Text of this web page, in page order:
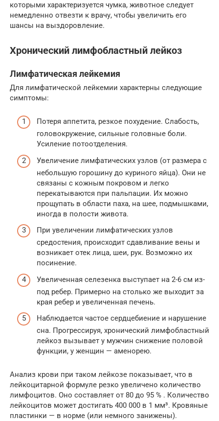
которыми характеризуется чумка, животное следует
немедленно отвезти к врачу, чтобы увеличить его
шансы на выздоровление.
Хронический лимфобластный лейкоз
Лимфатическая лейкемия
Для лимфатической лейкемии характерны следующие
симптомы:
Потеря аппетита, резкое похудение. Слабость,
головокружение, сильные головные боли.
Усиление потоотделения.
Увеличение лимфатических узлов (от размера с
небольшую горошину до куриного яйца). Они не
связаны с кожным покровом и легко
перекатываются при пальпации. Их можно
прощупать в области паха, на шее, подмышками,
иногда в полости живота.
При увеличении лимфатических узлов
средостения, происходит сдавливание вены и
возникает отек лица, шеи, рук. Возможно их
посинение.
Увеличенная селезенка выступает на 2-6 см из-
под ребер. Примерно на столько же выходит за
края ребер и увеличенная печень.
Наблюдается частое сердцебиение и нарушение
сна. Прогрессируя, хронический лимфобластный
лейкоз вызывает у мужчин снижение половой
функции, у женщин — аменорею.
Анализ крови при таком лейкозе показывает, что в
лейкоцитарной формуле резко увеличено количество
лимфоцитов. Оно составляет от 80 до 95 % . Количество
лейкоцитов может достигать 400 000 в 1 мм³. Кровяные
пластинки — в норме (или немного занижены).